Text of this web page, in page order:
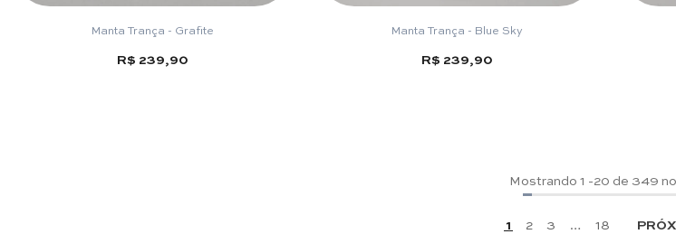
Manta Trança - Grafite
R$ 239,90
Manta Trança - Blue Sky
R$ 239,90
Mostrando 1 -20 de 349
1 2 3 … 18